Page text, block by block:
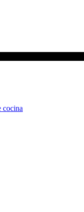
cocina